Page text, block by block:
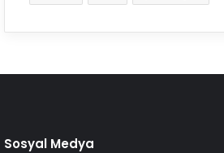
Sosyal Medya